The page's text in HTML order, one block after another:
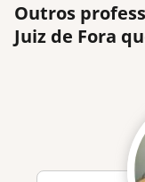
Outros
Juiz de Fora